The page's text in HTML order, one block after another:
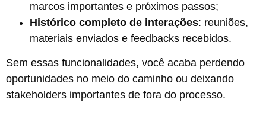
marcos importantes e próximos passos;
Histórico completo de interações: reuniões,
materiais enviados e feedbacks recebidos.
Sem essas funcionalidades, você acaba perdendo
oportunidades no meio do caminho ou deixando
stakeholders importantes de fora do processo.